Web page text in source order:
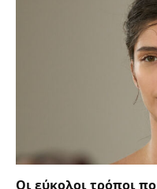
Οι εύκολοι τρόποι